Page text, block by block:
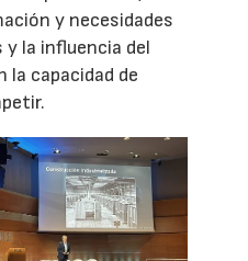
y necesidades
y la influencia del
la capacidad de